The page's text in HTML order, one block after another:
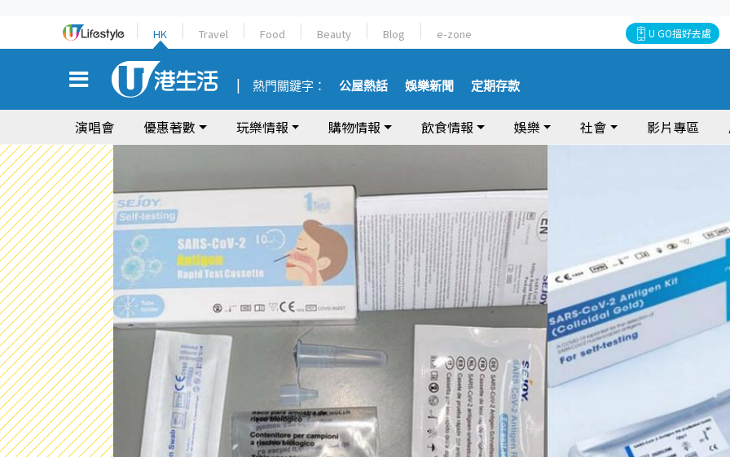
HK Travel Food Beauty Blog e-zone U GO搵好去處
熱門關鍵字： 公屋熱話 娛樂新聞 定期存款
演唱會 優惠著數 玩樂情報 購物情報 飲食情報 娛樂 社會 影片專區